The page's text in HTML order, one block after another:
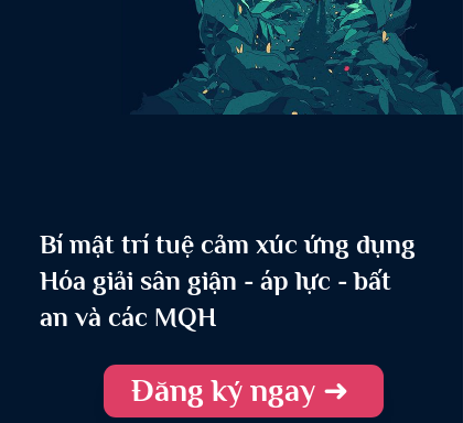
Đăng ký ngay ➜
Bí mật trí tuệ cảm xúc ứng dụng
Hóa giải sân giận - áp lực - bất
an và các MQH